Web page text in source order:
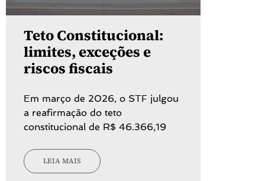
Teto Constitucional:
limites, exceções e
riscos fiscais
Em março de 2026, o STF julgou
a reafirmação do teto
constitucional de R$ 46.366,19
LEIA MAIS